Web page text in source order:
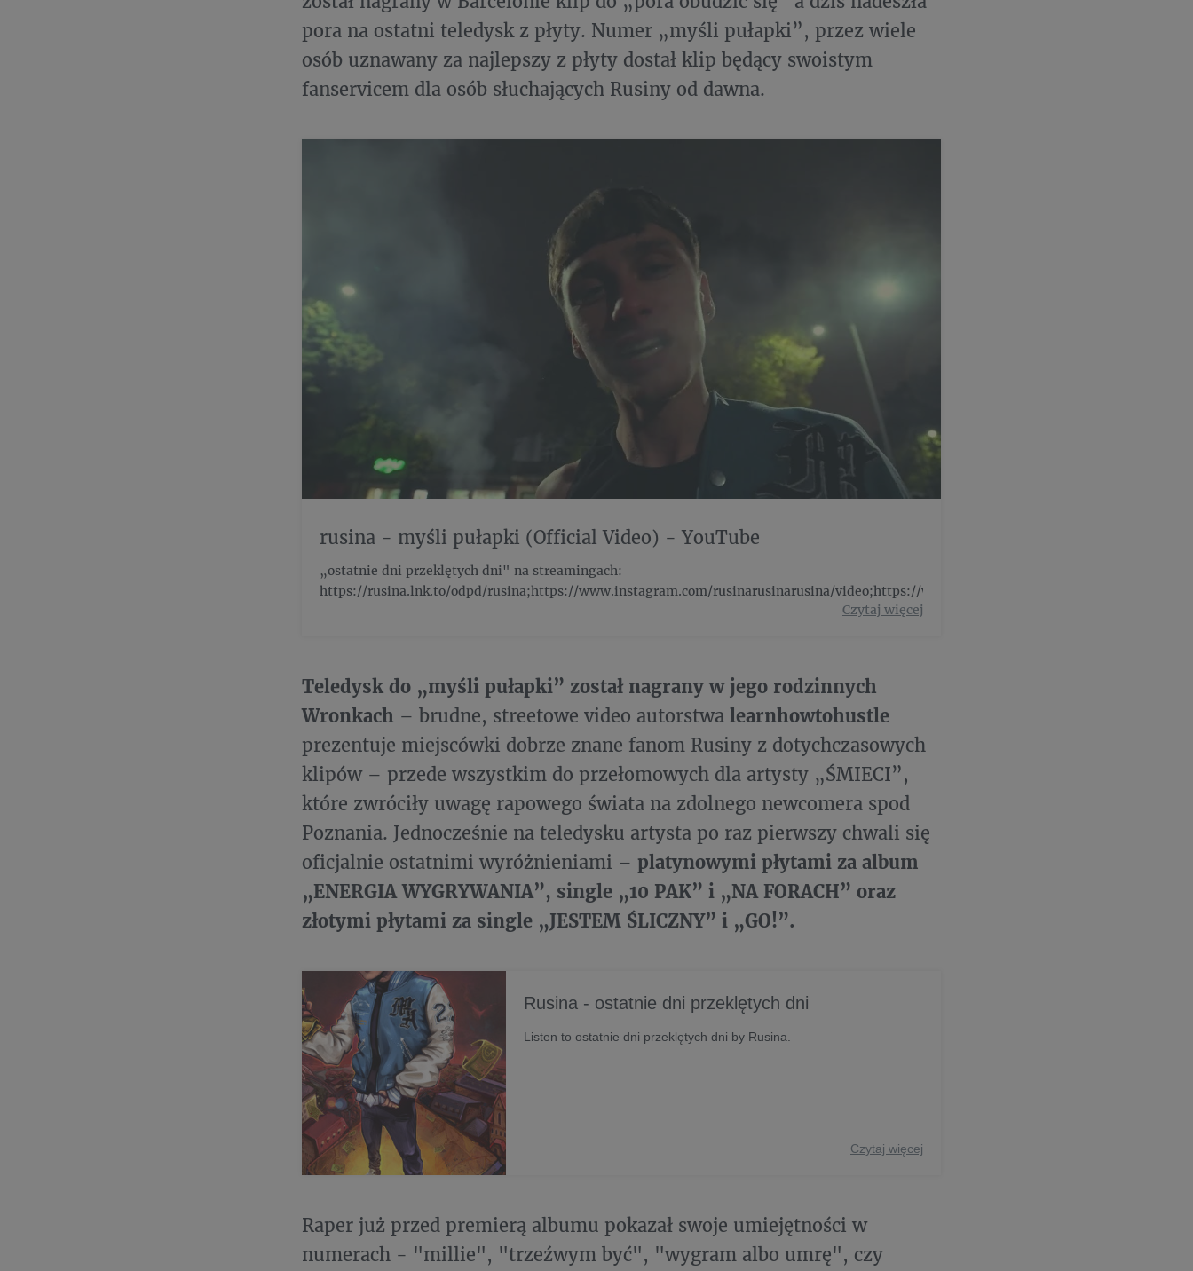
pora na ostatni teledysk z płyty. Numer „myśli pułapki”, przez wiele
osób uznawany za najlepszy z płyty dostał klip będący swoistym
fanservicem dla osób słuchających Rusiny od dawna.
rusina - myśli pułapki (Official Video) - YouTube
„ostatnie dni przeklętych dni" na streamingach:
https://rusina.lnk.to/odpd/rusina;https://www.instagram.com/rusinarusinarusina/video;https://www.instagram.co...
Czytaj więcej
Teledysk do „myśli pułapki” został nagrany w jego rodzinnych
Wronkach – brudne, streetowe video autorstwa learnhowtohustle
prezentuje miejscówki dobrze znane fanom Rusiny z dotychczasowych
klipów – przede wszystkim do przełomowych dla artysty „ŚMIECI”,
które zwróciły uwagę rapowego świata na zdolnego newcomera spod
Poznania. Jednocześnie na teledysku artysta po raz pierwszy chwali się
oficjalnie ostatnimi wyróżnieniami – platynowymi płytami za album
„ENERGIA WYGRYWANIA”, single „10 PAK” i „NA FORACH” oraz
złotymi płytami za single „JESTEM ŚLICZNY” i „GO!”.
Rusina - ostatnie dni przeklętych dni
Listen to ostatnie dni przeklętych dni by Rusina.
Czytaj więcej
Raper już przed premierą albumu pokazał swoje umiejętności w
numerach - "millie", "trzeźwym być", "wygram albo umrę", czy